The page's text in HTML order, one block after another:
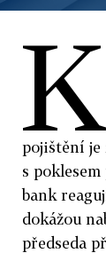
K
pojištění je
s
bank
dokážou
předseda